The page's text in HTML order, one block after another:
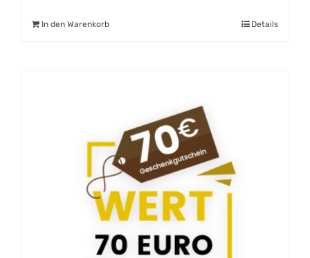
In den Warenkorb Details